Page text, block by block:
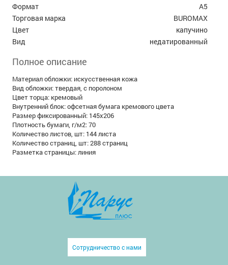
Формат
А5
Торговая марка
BUROMAX
Цвет
капучино
Вид
недатированный
Полное описание
Материал обложки: искусственная кожа
Вид обложки: твердая, с поролоном
Цвет торца: кремовый
Внутренний блок: офсетная бумага кремового цвета
Размер фиксированный: 145х206
Плотность бумаги, г/м2: 70
Количество листов, шт: 144 листа
Количество страниц, шт: 288 страниц
Разметка страницы: линия
Сотрудничество с нами